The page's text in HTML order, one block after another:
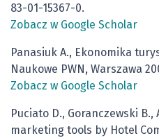
83-01-15367-0.
Zobacz w Google Scholar
Panasiuk A., Ekonomika
Naukowe PWN, Warszawa
Zobacz w Google Scholar
Puciato D., Goranczewski
marketing tools by Hotel